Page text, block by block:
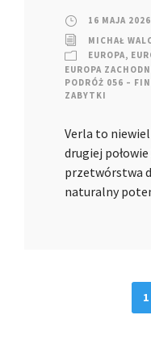
16 MAJA 2026
MICHAŁ
EUROPA,
EUROPA
PODRÓŻ 056 –
ZABYTKI
Verla to
drugiej połowie
przetwórstwa
naturalny
1